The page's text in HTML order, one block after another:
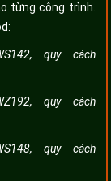
từng công trình.
quy cách
quy cách
quy cách